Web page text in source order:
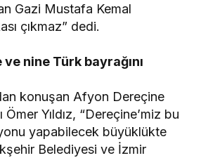
Gazi Mustafa Kemal
çıkmaz” dedi.
nine Türk bayrağını
konuşan Afyon Dereçine
Yıldız, “Dereçine’miz bu
yapabilecek büyüklükte
Belediyesi ve İzmir